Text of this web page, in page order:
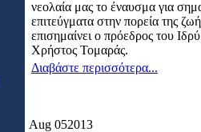
νεολαία μας το έναυσμα για
επιτεύγματα στην πορεία της
επισημαίνει ο πρόεδρος του
Χρήστος Τομαράς.
Διαβάστε περισσότερα...
Aug 052013